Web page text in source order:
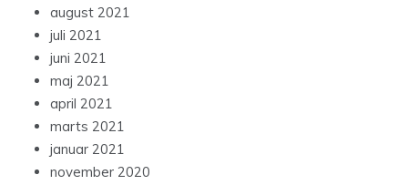
august 2021
juli 2021
juni 2021
maj 2021
april 2021
marts 2021
januar 2021
november 2020